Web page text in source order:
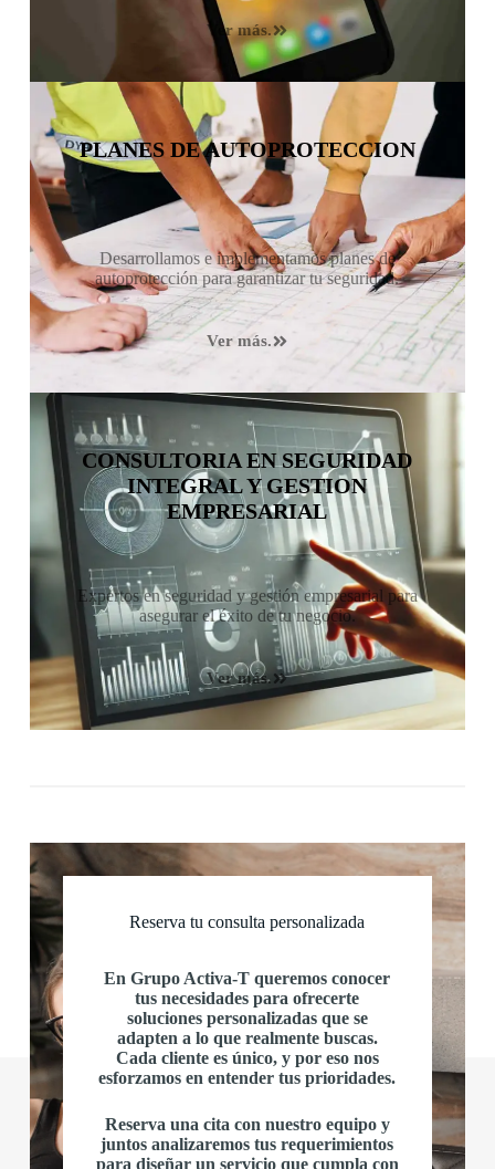
Ver más.
PLANES DE AUTOPROTECCION
Desarrollamos e implementamos planes de
autoprotección para garantizar tu seguridad.
Ver más.
CONSULTORIA EN SEGURIDAD
INTEGRAL Y GESTION
EMPRESARIAL
Expertos en seguridad y gestión empresarial para
asegurar el éxito de tu negocio.
Ver más.
Reserva tu consulta personalizada
En Grupo Activa-T queremos conocer
tus necesidades para ofrecerte
soluciones personalizadas que se
adapten a lo que realmente buscas.
Cada cliente es único, y por eso nos
esforzamos en entender tus prioridades.
Reserva una cita con nuestro equipo y
juntos analizaremos tus requerimientos
para diseñar un servicio que cumpla con